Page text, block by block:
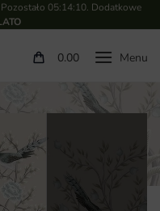
05:14:09. Dodatkowe
0.00